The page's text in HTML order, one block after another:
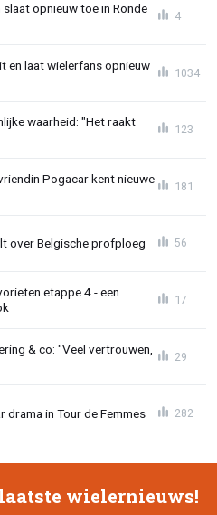
opnieuw toe in Ronde
4
en laat wielerfans opnieuw
1034
waarheid: "Het raakt
123
Pogacar kent nieuwe
181
over Belgische profploeg 56
etappe 4 - een
17
& co: "Veel vertrouwen,
29
drama in Tour de Femmes 282
wielernieuws!